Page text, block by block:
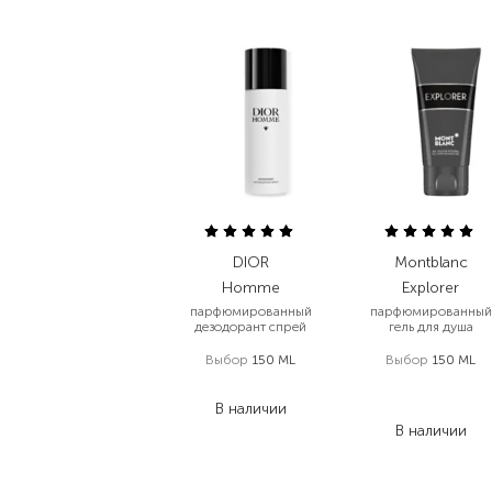
DIOR
Homme
парфюмированный
дезодорант спрей
Выбор 150 ML
В наличии
Montblanc
Explorer
парфюмированный
гель для душа
Выбор 150 ML
В наличии